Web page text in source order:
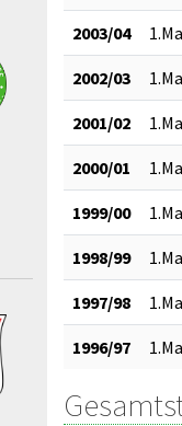
2003/04
2002/03
2001/02
2000/01
1999/00
1998/99
1997/98
1996/97